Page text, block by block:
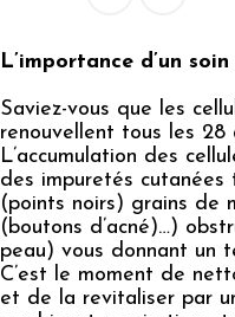
L’importance d’un
Saviez-vous que les
renouvellent tous les 28
L’accumulation des
des impuretés cutanées
(points noirs) grains de
(boutons d’acné)…)
peau) vous donnant un
C’est le moment de
et de la revitaliser par